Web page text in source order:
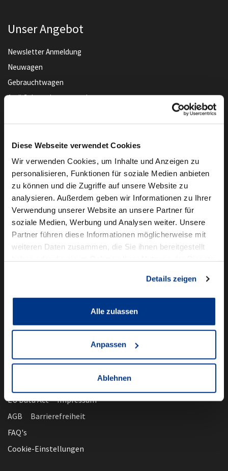
Diese Webseite verwendet Cookies
Wir verwenden Cookies, um Inhalte und Anzeigen zu
personalisieren, Funktionen für soziale Medien anbieten
zu können und die Zugriffe auf unsere Website zu
analysieren. Außerdem geben wir Informationen zu Ihrer
Verwendung unserer Website an unsere Partner für
soziale Medien, Werbung und Analysen weiter. Unsere
Partner führen diese Informationen möglicherweise mit
weiteren Daten zusammen, die Sie ihnen bereitgestellt
Details zeigen
Alle zulassen
Anpassen
Ablehnen
Unser Angebot
Newsletter Anmeldung
Neuwagen
Gebrauchtwagen
Audi Gebrauchtwagen :plus
Online-Terminbuchung
Für Geschäftskunden
Audi Business
BMW Geschäftskunden
Volkswagen Professional Class
Autowelt Schmidt
News & Events
Ausbildung
EU Data Act
Impressum
AGB
Barrierefreiheit
FAQ's
Cookie-Einstellungen